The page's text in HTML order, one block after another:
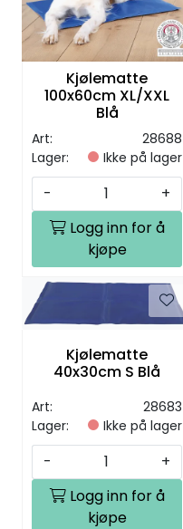
Kjølematte
100x60cm XL/XXL
Blå
Art:
28688
Lager:
Ikke på lager
-
+
Logg inn for å
kjøpe
Kjølematte
40x30cm S Blå
Art:
28683
Lager:
Ikke på lager
-
+
Logg inn for å
kjøpe